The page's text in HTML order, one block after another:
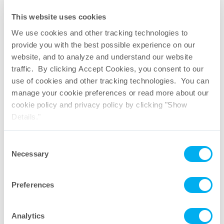
This website uses cookies
We use cookies and other tracking technologies to
provide you with the best possible experience on our
website, and to analyze and understand our website
traffic. By clicking Accept Cookies, you consent to our
use of cookies and other tracking technologies. You can
manage your cookie preferences or read more about our
cookie policy and privacy policy by clicking "Show
Details."
Selection
Necessary
Preferences
Analytics
Documento verde sobre ROC